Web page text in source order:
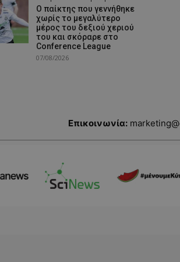
Ο παίκτης που γεννήθηκε
χωρίς το μεγαλύτερο
μέρος του δεξιού χεριού
του και σκόραρε στο
Conference League
07/08/2026
Επικοινωνία: